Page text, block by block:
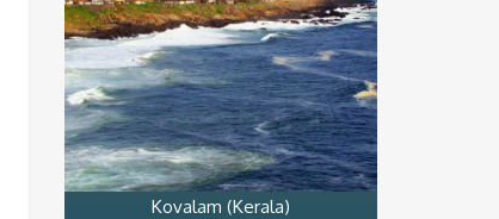
Kovalam (Kerala)